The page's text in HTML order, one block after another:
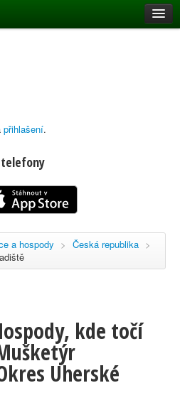
přihlašení.
telefony
a hospody > Česká republika >
kde točí
Uherské